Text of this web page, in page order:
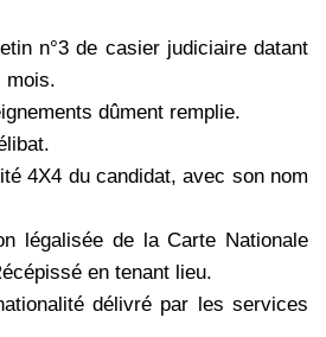
n°3 de casier judiciaire datant
mois.
dûment remplie.
4X4 du candidat, avec son nom
légalisée de la Carte Nationale
en tenant lieu.
délivré par les services